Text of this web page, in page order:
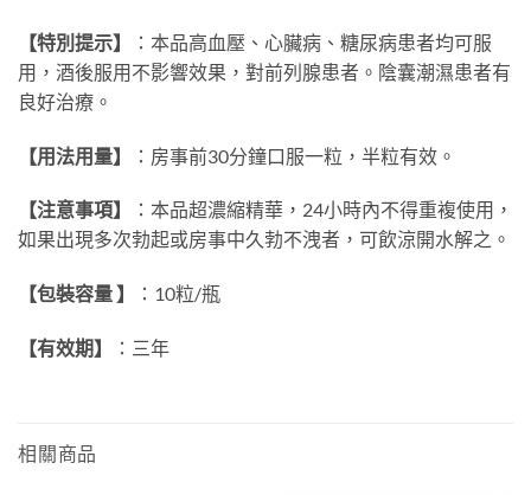
【特別提示】
：本品高血壓、心臟病、糖尿病患者均可服
用，酒後服用不影響效果，對前列腺患者。陰囊潮濕患者有
良好治療。
【用法用量】 ：房事前30分鐘口服一粒，半粒有效。
【注意事項】
：本品超濃縮精華，24小時內不得重複使用，
如果出現多次勃起或房事中久勃不洩者，可飲涼開水解之。
【包裝容量 】 ：10粒/瓶
【有效期】 ：三年
相關商品